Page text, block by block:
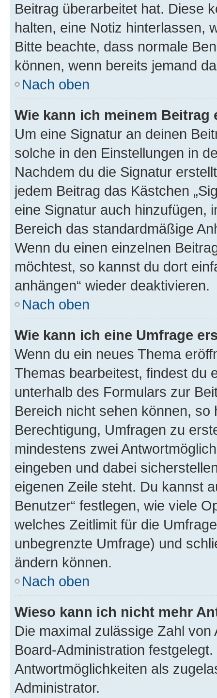
Beitrag überarbeitet hat. Diese
halten, eine Notiz hinterlassen,
Bitte beachte, dass normale
können, wenn bereits jemand
Nach oben
Wie kann ich meinem
Um eine Signatur an deinen
solche in den Einstellungen in
Nachdem du die Signatur
jedem Beitrag das Kästchen
eine Signatur auch hinzufügen,
Bereich das standardmäßige
Wenn du einen einzelnen
möchtest, so kannst du dort
anhängen“ wieder deaktivieren.
Nach oben
Wie kann ich eine Umfrage
Wenn du ein neues Thema
Themas bearbeitest, findest du
unterhalb des Formulars zur
Bereich nicht sehen können,
Berechtigung, Umfragen zu
mindestens zwei
eingeben und dabei
eigenen Zeile steht. Du kannst
Benutzer“ festlegen, wie viele
welches Zeitlimit für die
unbegrenzte Umfrage) und
ändern können.
Nach oben
Wieso kann ich nicht mehr
Die maximal zulässige Zahl
Board-Administration
Antwortmöglichkeiten als
Administrator.